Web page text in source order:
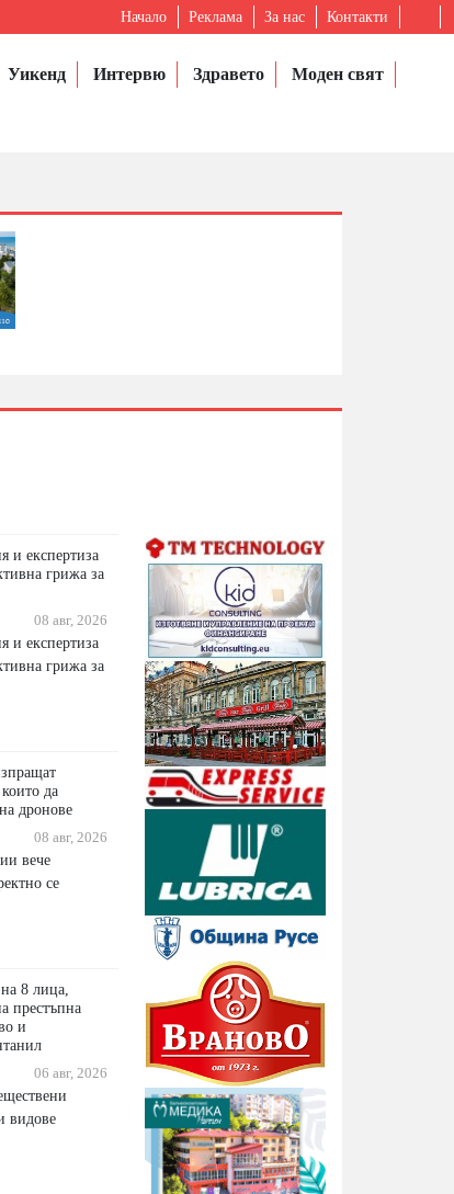
Начало Реклама За нас Контакти
Уикенд Интервю Здравето
Моден свят
и експертиза
грижа за
08 авг, 2026
и експертиза
грижа за
да
дронове
08 авг, 2026
вече
се
8 лица,
престъпна
и
06 авг, 2026
видове